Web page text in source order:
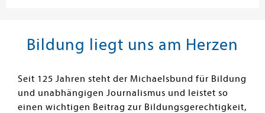
Bildung liegt uns am Herzen
Seit 125 Jahren steht der Michaelsbund für Bildung
und unabhängigen Journalismus und leistet so
einen wichtigen Beitrag zur Bildungsgerechtigkeit,